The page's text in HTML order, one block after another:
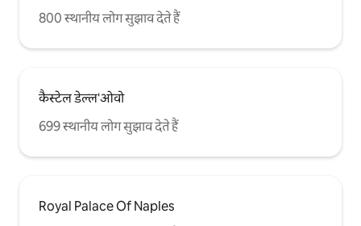
800 स्थानीय लोग सुझाव देते हैं
कैस्टेल डेल्ल'ओवो
699 स्थानीय लोग सुझाव देते हैं
Royal Palace Of Naples